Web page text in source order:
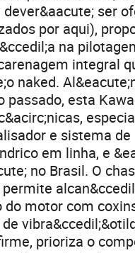
ser
por aqui),
na
integral
naked.
passado, esta
e sistema de
em linha, e
no Brasil. O
motor com
prioriza o